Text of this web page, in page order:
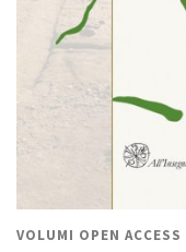
VOLUMI OPEN ACCESS